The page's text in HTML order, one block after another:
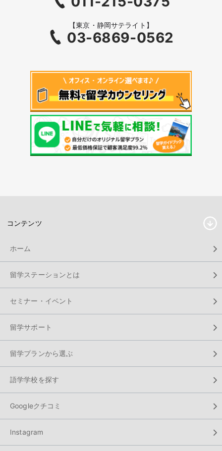
【東京・静岡サテライト】
03-6869-0562
コンテンツ
ホーム
留学ステーションとは
セミナー・イベント
留学サポート
留学プランから選ぶ
語学学校を探す
Googleクチコミ
Instagram